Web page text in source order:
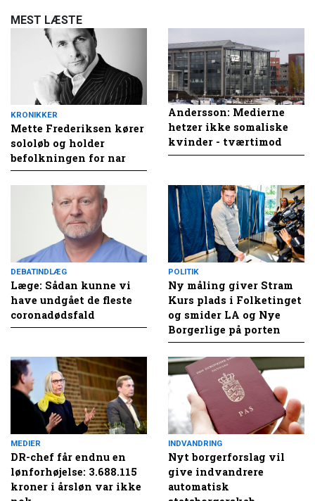
MEST LÆSTE
KRONIKKER
Mette Frederiksen kører
sololøb og holder
befolkningen for nar
Andersson: Medierne
hetzer ikke somaliske
kvinder - tværtimod
DEBATINDLÆG
Læge: Sådan kunne vi
have undgået de fleste
coronadødsfald
POLITIK
Ny måling giver Stram
Kurs plads i Folketinget
og smider LA og Nye
Borgerlige på porten
MEDIER
DR-chef får endnu en
lønforhøjelse: 3.688.115
kroner i årsløn var ikke
INDVANDRING
Nyt borgerforslag vil
give indvandrere
automatisk